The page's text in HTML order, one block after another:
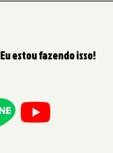
Eu estou fazendo isso!